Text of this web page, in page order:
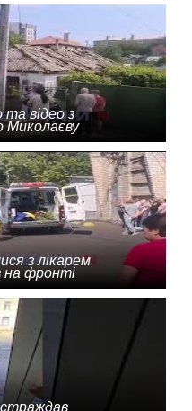
відео з
Миколаєву
з лікарем
на фронті